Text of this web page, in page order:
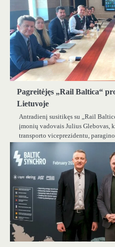
Pagreitėjęs „Rail Baltica“
Lietuvoje
Antradienį susitikęs su „Rail
įmonių vadovais Julius Glebovas,
transporto viceprezidentu,